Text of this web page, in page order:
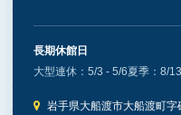
長期休館日
大型連休：5/3 - 5/6夏季：8/
岩手県大船渡市大船渡町字